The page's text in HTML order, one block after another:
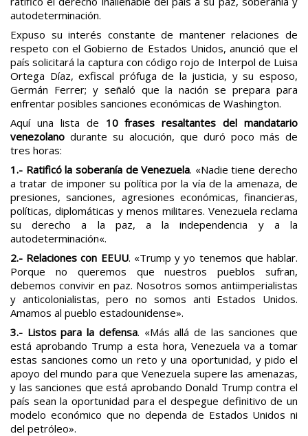
autodeterminación.
Expuso su interés constante de mantener relaciones de
respeto con el Gobierno de Estados Unidos, anunció que el
país solicitará la captura con código rojo de Interpol de Luisa
Ortega Díaz, exfiscal prófuga de la justicia, y su esposo,
Germán Ferrer; y señaló que la nación se prepara para
enfrentar posibles sanciones económicas de Washington.
Aquí una lista de 10 frases resaltantes del mandatario
venezolano durante su alocución, que duró poco más de
tres horas:
1.- Ratificó la soberanía de Venezuela. «Nadie tiene derecho
a tratar de imponer su política por la vía de la amenaza, de
presiones, sanciones, agresiones económicas, financieras,
políticas, diplomáticas y menos militares. Venezuela reclama
su derecho a la paz, a laindependencia y a la
autodeterminación«.
2.- Relaciones con EEUU. «Trump y yo tenemos que hablar.
Porque no queremos que nuestros pueblos sufran,
debemos convivir en paz. Nosotros somos antiimperialistas
y anticolonialistas, pero no somos anti Estados Unidos.
Amamos al pueblo estadounidense».
3.- Listos para la defensa. «Más allá de las sanciones que
está aprobando Trump a esta hora, Venezuela va a tomar
estas sanciones como un reto y una oportunidad, y pido el
apoyo del mundo para que Venezuela supere las amenazas,
y las sanciones que está aprobando Donald Trump contra el
país sean la oportunidad para el despegue definitivo de un
modelo económico que no dependa de Estados Unidos ni
del petróleo».